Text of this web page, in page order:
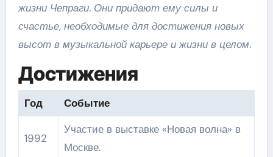
жизни Чепраги. Они придают ему силы и
счастье, необходимые для достижения новых
высот в музыкальной карьере и жизни в целом.
Достижения
Год Событие
1992
Участие в выставке «Новая волна» в
Москве.